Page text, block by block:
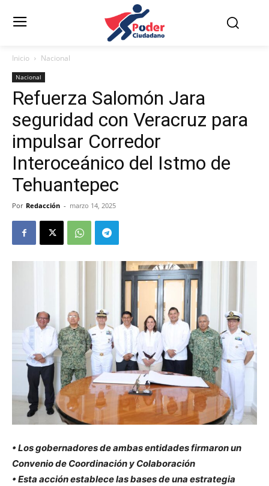
Inicio Nacional
Nacional
Refuerza Salomón Jara
seguridad con Veracruz para
impulsar Corredor
Interoceánico del Istmo de
Tehuantepec
Por Redacción - marzo 14, 2025
• Los gobernadores de ambas entidades firmaron un
Convenio de Coordinación y Colaboración
• Esta acción establece las bases de una estrategia